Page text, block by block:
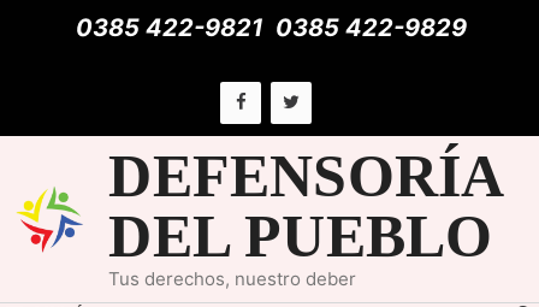
0385 422-9821 0385 422-9829
DEFENSORÍA
DEL PUEBLO
Tus derechos, nuestro deber